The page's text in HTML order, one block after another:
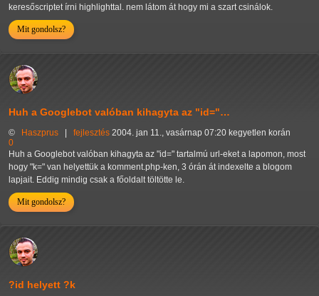
keresőscriptet írni highlighttal. nem látom át hogy mi a szart csinálok.
Mit gondolsz?
Huh a Googlebot valóban kihagyta az "id="…
© Haszprus | fejlesztés 2004. jan 11., vasárnap 07:20 kegyetlen korán
0
Huh a Googlebot valóban kihagyta az "id=" tartalmú url-eket a lapomon, most
hogy "k=" van helyettük a komment.php-ken, 3 órán át indexelte a blogom
lapjait. Eddig mindig csak a főoldalt töltötte le.
Mit gondolsz?
?id helyett ?k